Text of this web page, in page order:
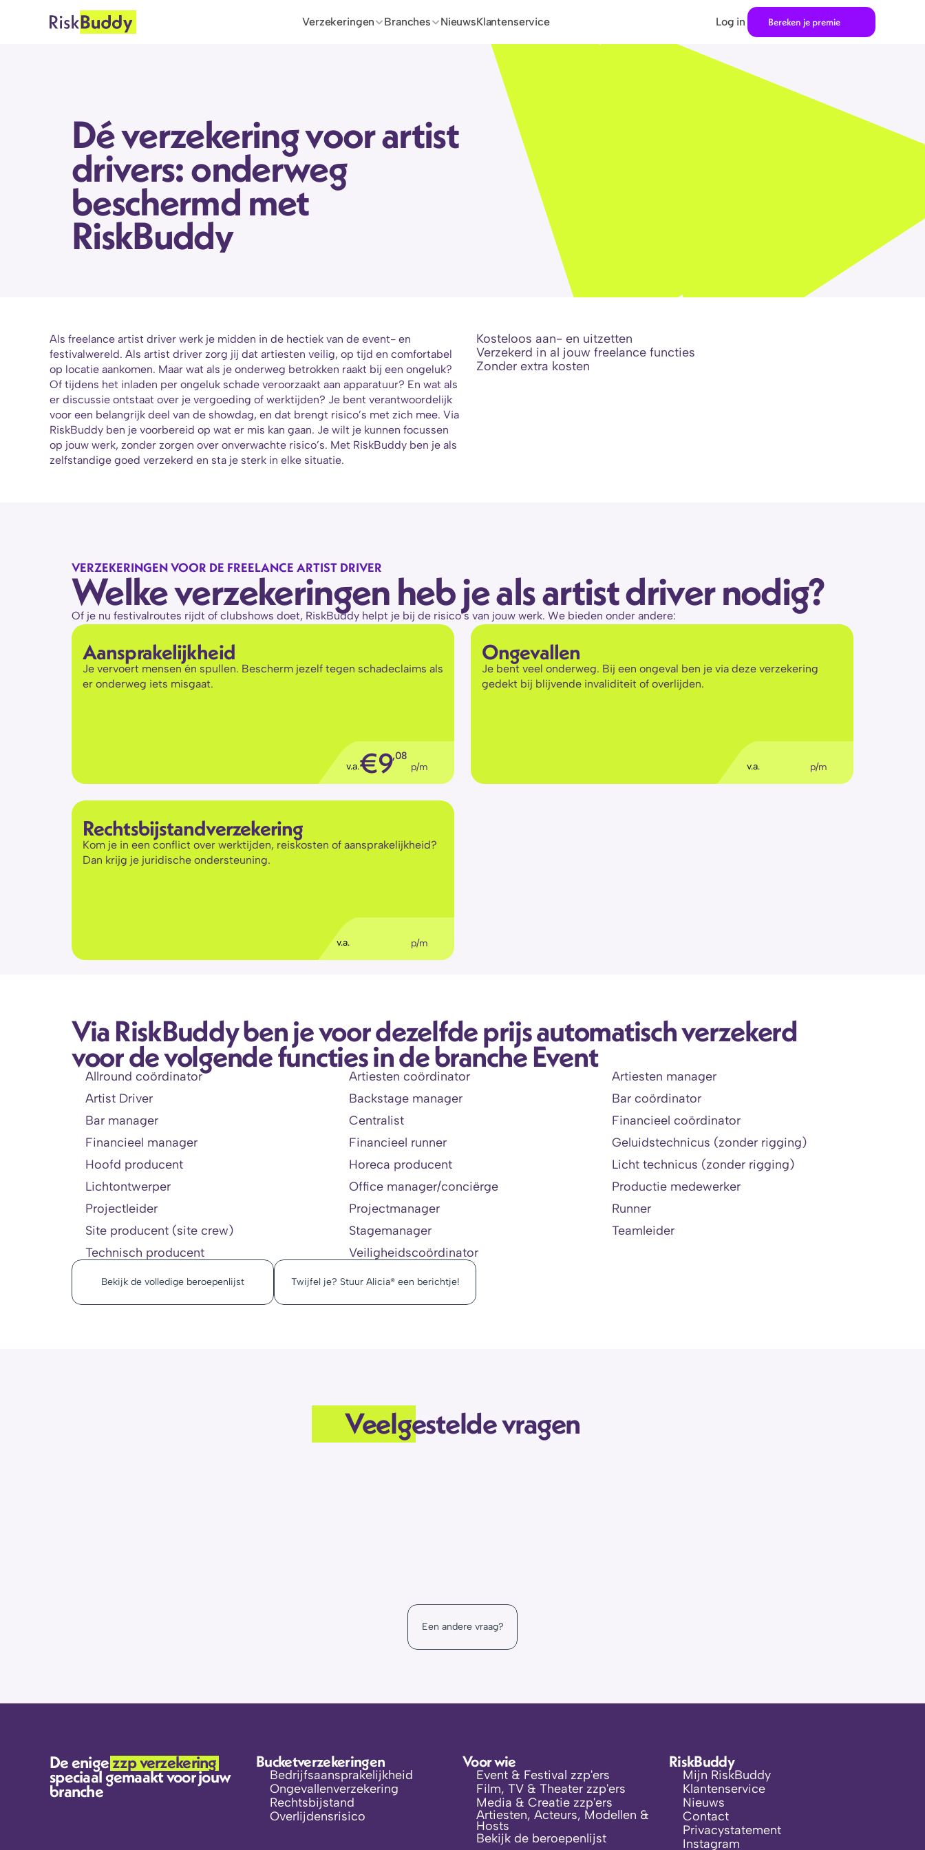
Verzekeringen Branches NieuwsKlantenservice Log in Bereken je premie
Dé verzekering voor artist
drivers: onderweg
beschermd met
RiskBuddy
Als freelance artist driver werk je midden in de hectiek van de event- en
festivalwereld. Als artist driver zorg jij dat artiesten veilig, op tijd en comfortabel
op locatie aankomen. Maar wat als je onderweg betrokken raakt bij een ongeluk?
Of tijdens het inladen per ongeluk schade veroorzaakt aan apparatuur? En wat als
er discussie ontstaat over je vergoeding of werktijden? Je bent verantwoordelijk
voor een belangrijk deel van de showdag, en dat brengt risico’s met zich mee. Via
RiskBuddy ben je voorbereid op wat er mis kan gaan. Je wilt je kunnen focussen
op jouw werk, zonder zorgen over onverwachte risico’s. Met RiskBuddy ben je als
zelfstandige goed verzekerd en sta je sterk in elke situatie.
Kosteloos aan- en uitzetten
Verzekerd in al jouw freelance functies
Zonder extra kosten
VERZEKERINGEN VOOR DE FREELANCE ARTIST DRIVER
Welke verzekeringen heb je als artist driver nodig?
Of je nu festivalroutes rijdt of clubshows doet, RiskBuddy helpt je bij de risico’s van jouw werk. We bieden onder andere:
Aansprakelijkheid
Je vervoert mensen én spullen. Bescherm jezelf tegen schadeclaims als
er onderweg iets misgaat.
v.a.€9,08
p/m
Ongevallen
Je bent veel onderweg. Bij een ongeval ben je via deze verzekering
gedekt bij blijvende invaliditeit of overlijden.
v.a.€ p/m
Rechtsbijstandverzekering
Kom je in een conflict over werktijden, reiskosten of aansprakelijkheid?
Dan krijg je juridische ondersteuning.
v.a.€ p/m
Via RiskBuddy ben je voor dezelfde prijs automatisch verzekerd
voor de volgende functies in de branche Event
Allround coördinator Artiesten coördinator
Artiesten manager
Artist Driver
Backstage manager
Bar coördinator
Bar manager
Centralist
Financieel coördinator
Financieel manager
Financieel runner
Geluidstechnicus (zonder rigging)
Hoofd producent
Horeca producent
Licht technicus (zonder rigging)
Lichtontwerper
Office manager/conciërge
Productie medewerker
Projectleider
Projectmanager
Runner
Site producent (site crew)
Stagemanager
Teamleider
Technisch producent
Veiligheidscoördinator
Bekijk de volledige beroepenlijst Twijfel je? Stuur Alicia® een berichtje!
Veelgestelde vragen
Een andere vraag?
De enige zzp verzekering
speciaal gemaakt voor jouw
branche
Bucketverzekeringen
Bedrijfsaansprakelijkheid
Ongevallenverzekering
Rechtsbijstand
Overlijdensrisico
Voor wie
Event & Festival zzp'ers
Film, TV & Theater zzp'ers
Media & Creatie zzp'ers
Artiesten, Acteurs, Modellen &
Hosts
Bekijk de beroepenlijst
RiskBuddy
Mijn RiskBuddy
Klantenservice
Nieuws
Contact
Privacystatement
Instagram